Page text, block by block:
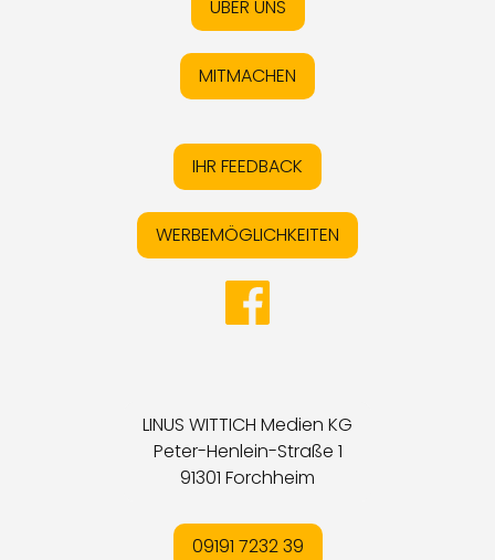
ÜBER UNS
MITMACHEN
IHR FEEDBACK
WERBEMÖGLICHKEITEN
LINUS WITTICH Medien KG
Peter-Henlein-Straße 1
91301 Forchheim
09191 7232 39